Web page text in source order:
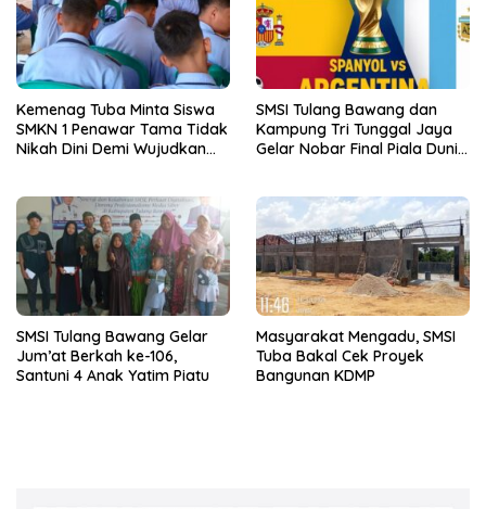
Kemenag Tuba Minta Siswa
SMKN 1 Penawar Tama Tidak
Nikah Dini Demi Wujudkan
SMSI Tulang Bawang dan
Kampung Tri Tunggal Jaya
Gelar Nobar Final Piala Dunia
SMSI Tulang Bawang Gelar
Jum’at Berkah ke-106,
Santuni 4 Anak Yatim Piatu
Masyarakat Mengadu, SMSI
Tuba Bakal Cek Proyek
Bangunan KDMP